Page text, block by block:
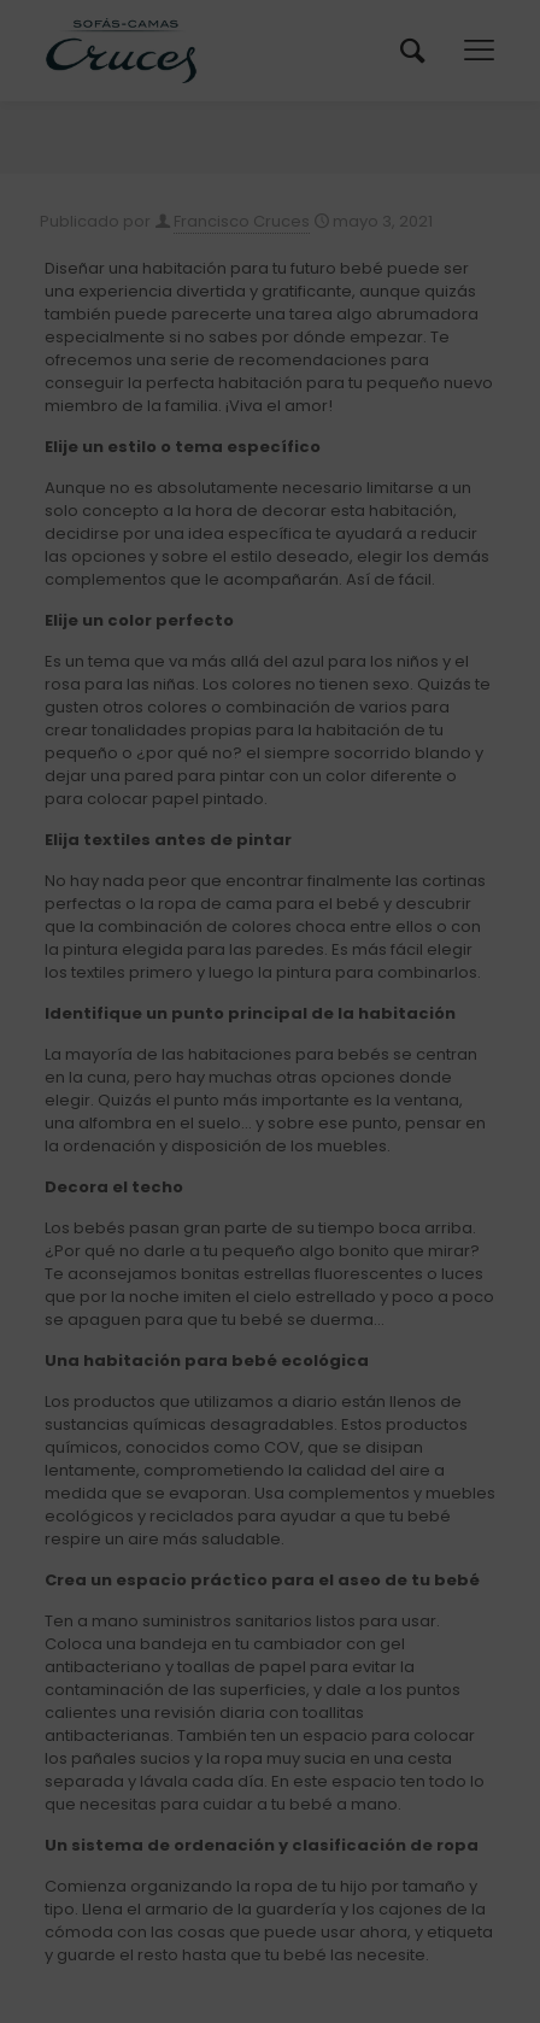
Publicado por Francisco Cruces mayo 3, 2021
Diseñar una habitación para tu futuro bebé puede ser
una experiencia divertida y gratificante, aunque quizás
también puede parecerte una tarea algo abrumadora
especialmente si no sabes por dónde empezar. Te
ofrecemos una serie de recomendaciones para
conseguir la perfecta habitación para tu pequeño nuevo
miembro de la familia. ¡Viva el amor!
Elije un estilo o tema específico
Aunque no es absolutamente necesario limitarse a un
solo concepto a la hora de decorar esta habitación,
decidirse por una idea específica te ayudará a reducir
las opciones y sobre el estilo deseado, elegir los demás
complementos que le acompañarán. Así de fácil.
Elije un color perfecto
Es un tema que va más allá del azul para los niños y el
rosa para las niñas. Los colores no tienen sexo. Quizás te
gusten otros colores o combinación de varios para
crear tonalidades propias para la habitación de tu
pequeño o ¿por qué no? el siempre socorrido blando y
dejar una pared para pintar con un color diferente o
para colocar papel pintado.
Elija textiles antes de pintar
No hay nada peor que encontrar finalmente las cortinas
perfectas o la ropa de cama para el bebé y descubrir
que la combinación de colores choca entre ellos o con
la pintura elegida para las paredes. Es más fácil elegir
los textiles primero y luego la pintura para combinarlos.
Identifique un punto principal de la habitación
La mayoría de las habitaciones para bebés se centran
en la cuna, pero hay muchas otras opciones donde
elegir. Quizás el punto más importante es la ventana,
una alfombra en el suelo… y sobre ese punto, pensar en
la ordenación y disposición de los muebles.
Decora el techo
Los bebés pasan gran parte de su tiempo boca arriba.
¿Por qué no darle a tu pequeño algo bonito que mirar?
Te aconsejamos bonitas estrellas fluorescentes o luces
que por la noche imiten el cielo estrellado y poco a poco
se apaguen para que tu bebé se duerma…
Una habitación para bebé ecológica
Los productos que utilizamos a diario están llenos de
sustancias químicas desagradables. Estos productos
químicos, conocidos como COV, que se disipan
lentamente, comprometiendo la calidad del aire a
medida que se evaporan. Usa complementos y muebles
ecológicos y reciclados para ayudar a que tu bebé
respire un aire más saludable.
Crea un espacio práctico para el aseo de tu bebé
Ten a mano suministros sanitarios listos para usar.
Coloca una bandeja en tu cambiador con gel
antibacteriano y toallas de papel para evitar la
contaminación de las superficies, y dale a los puntos
calientes una revisión diaria con toallitas
antibacterianas. También ten un espacio para colocar
los pañales sucios y la ropa muy sucia en una cesta
separada y lávala cada día. En este espacio ten todo lo
que necesitas para cuidar a tu bebé a mano.
Un sistema de ordenación y clasificación de ropa
Comienza organizando la ropa de tu hijo por tamaño y
tipo. Llena el armario de la guardería y los cajones de la
cómoda con las cosas que puede usar ahora, y etiqueta
y guarde el resto hasta que tu bebé las necesite.